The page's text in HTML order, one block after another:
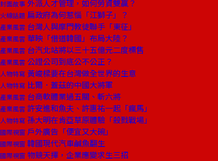
封面故事 外派人才管理，如何勞資雙贏？
火線話題 扁政府為何惹惱「江獅子」？
產業風雲 台灣人與摩門教徒聯手「東征」
產業風雲 華映「借道韓國」布局大陸？
產業風雲 台汽北站將以三十五億元二度標售
產業風雲 公證公司到底公不公正？
人物特寫 黃峻樑要在台灣做全世界的生意
人物特寫 比爾．蓋茲的中國大將軍
產業風雲 台商軟體業過五關、斬六將
產業風雲 許安進和魚夫、許惠祐一起「瘋馬」
人物特寫 孫大明在肯亞草原體驗「殺戮戰場」
國際視窗 戶外廣告「便宜又大碗」
國際視窗 韓國現代汽車鹹魚翻生
國際視窗 物競天擇，企業應變求生三招